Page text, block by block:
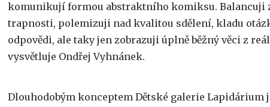
komunikují formou abstraktního komiksu. Balancuji
trapnosti, polemizuji nad kvalitou sdělení, kladu
odpovědi, ale taky jen zobrazuji úplně běžný věci z
vysvětluje Ondřej Vyhnánek.
Dlouhodobým konceptem Dětské galerie Lapidárium